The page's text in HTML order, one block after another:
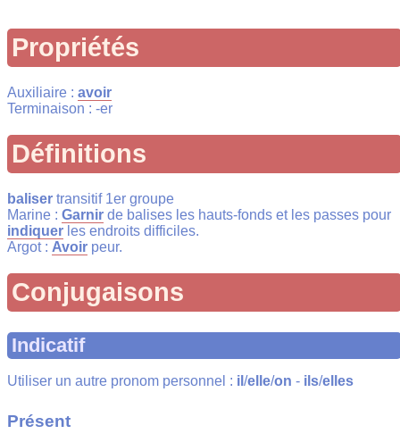
Propriétés
Auxiliaire : avoir
Terminaison : -er
Définitions
baliser transitif 1er groupe
Marine : Garnir de balises les hauts-fonds et les passes pour
indiquer les endroits difficiles.
Argot : Avoir peur.
Conjugaisons
Indicatif
Utiliser un autre pronom personnel : il /elle/on - ils/elles
Présent